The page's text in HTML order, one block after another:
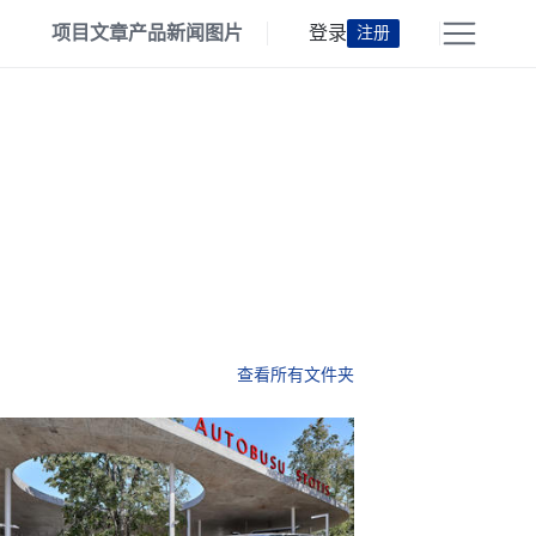
项目文章产品新闻 图片 登录 注册
查看所有文件夹